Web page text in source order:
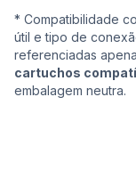
* Compatibilidade
útil e tipo de
referenciadas
cartuchos
embalagem neutra.